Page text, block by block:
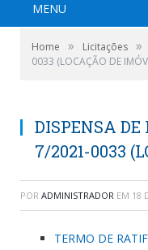
MENU
Home » Licitações »
0033 (LOCAÇÃO DE
DISPENSA DE
7/2021-0033
POR ADMINISTRADOR EM 18
TERMO DE